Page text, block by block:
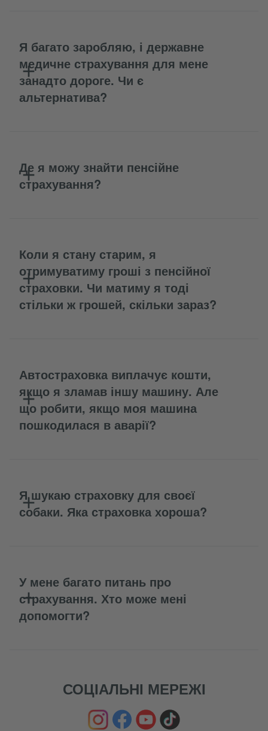
Я багато заробляю, і державне
медичне страхування для мене
занадто дороге. Чи є
альтернатива?
Де я можу знайти пенсійне
страхування?
Коли я стану старим, я
отримуватиму гроші з пенсійної
страховки. Чи матиму я тоді
стільки ж грошей, скільки зараз?
Автостраховка виплачує кошти,
якщо я зламав іншу машину. Але
що робити, якщо моя машина
пошкодилася в аварії?
Я шукаю страховку для своєї
собаки. Яка страховка хороша?
У мене багато питань про
страхування. Хто може мені
допомогти?
СОЦІАЛЬНІ МЕРЕЖІ